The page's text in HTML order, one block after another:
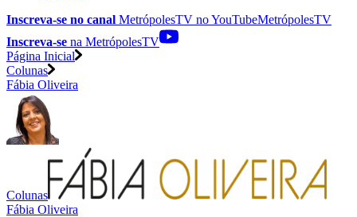
Inscreva-se no canal MetrópolesTV noYouTubeMetrópolesTV
Inscreva-se na MetrópolesTV
Página Inicial
Colunas
Fábia Oliveira
Colunas
Fábia Oliveira